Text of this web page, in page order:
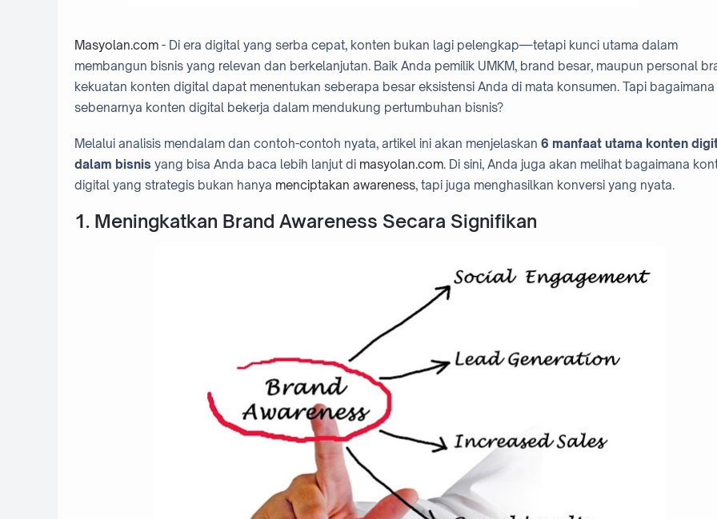
Masyolan.com - Di era digital yang serba cepat, konten bukan lagi pelengkap—tetapi kunci utama dalam
membangun bisnis yang relevan dan berkelanjutan. Baik Anda pemilik UMKM, brand besar, maupun personal
kekuatan konten digital dapat menentukan seberapa besar eksistensi Anda di mata konsumen. Tapi bagaimana
sebenarnya konten digital bekerja dalam mendukung pertumbuhan bisnis?
Melalui analisis mendalam dan contoh-contoh nyata, artikel ini akan menjelaskan 6 manfaat utama konten
dalam bisnis yang bisa Anda baca lebih lanjut di masyolan.com. Di sini, Anda juga akan melihat bagaimana
digital yang strategis bukan hanya menciptakan awareness, tapi juga menghasilkan konversi yang nyata.
1. Meningkatkan Brand Awareness Secara Signifikan